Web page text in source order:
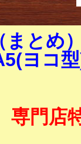
まとめ
ヨコ
専門店